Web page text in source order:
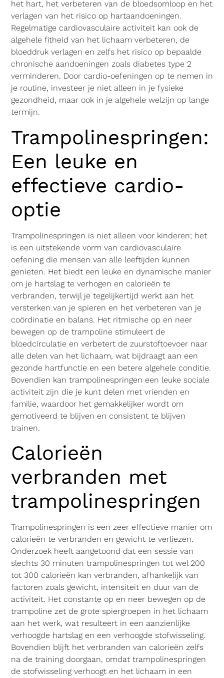
het hart, het verbeteren van de bloedsomloop en het
verlagen van het risico op hartaandoeningen.
Regelmatige cardiovasculaire activiteit kan ook de
algehele fitheid van het lichaam verbeteren, de
bloeddruk verlagen en zelfs het risico op bepaalde
chronische aandoeningen zoals diabetes type 2
verminderen. Door cardio-oefeningen op te nemen in
je routine, investeer je niet alleen in je fysieke
gezondheid, maar ook in je algehele welzijn op lange
termijn.
Trampolinespringen:
Een leuke en
effectieve cardio-
optie
Trampolinespringen is niet alleen voor kinderen; het
is een uitstekende vorm van cardiovasculaire
oefening die mensen van alle leeftijden kunnen
genieten. Het biedt een leuke en dynamische manier
om je hartslag te verhogen en calorieën te
verbranden, terwijl je tegelijkertijd werkt aan het
versterken van je spieren en het verbeteren van je
coördinatie en balans. Het ritmische op en neer
bewegen op de trampoline stimuleert de
bloedcirculatie en verbetert de zuurstoftoevoer naar
alle delen van het lichaam, wat bijdraagt aan een
gezonde hartfunctie en een betere algehele conditie.
Bovendien kan trampolinespringen een leuke sociale
activiteit zijn die je kunt delen met vrienden en
familie, waardoor het gemakkelijker wordt om
gemotiveerd te blijven en consistent te blijven
trainen.
Calorieën
verbranden met
trampolinespringen
Trampolinespringen is een zeer effectieve manier om
calorieën te verbranden en gewicht te verliezen.
Onderzoek heeft aangetoond dat een sessie van
slechts 30 minuten trampolinespringen tot wel 200
tot 300 calorieën kan verbranden, afhankelijk van
factoren zoals gewicht, intensiteit en duur van de
activiteit. Het constante op en neer bewegen op de
trampoline zet de grote spiergroepen in het lichaam
aan het werk, wat resulteert in een aanzienlijke
verhoogde hartslag en een verhoogde stofwisseling.
Bovendien blijft het verbranden van calorieën zelfs
na de training doorgaan, omdat trampolinespringen
de stofwisseling verhoogt en het lichaam in een